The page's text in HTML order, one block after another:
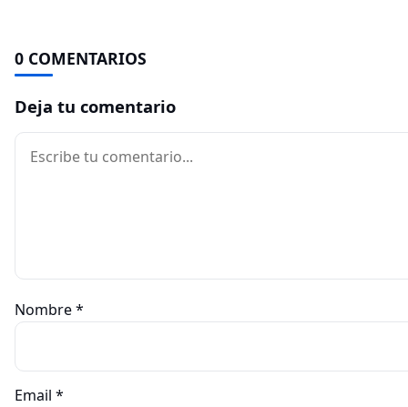
0 COMENTARIOS
Deja tu comentario
Comentario
Nombre*
Email *